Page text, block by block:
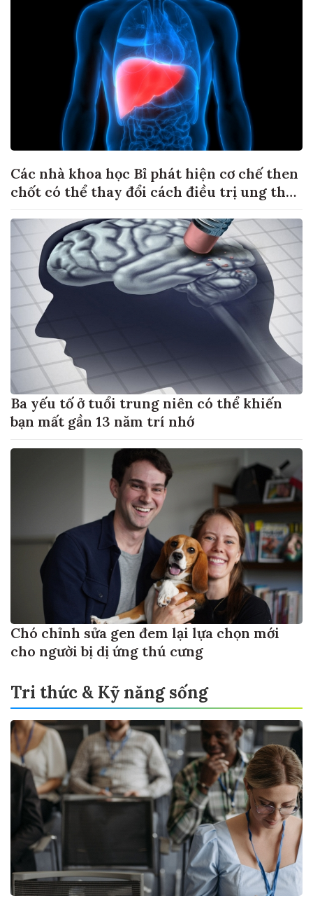
Các nhà khoa học Bỉ phát hiện cơ chế then
chốt có thể thay đổi cách điều trị ung thư
Ba yếu tố ở tuổi trung niên có thể khiến
bạn mất gần 13 năm trí nhớ
Chó chỉnh sửa gen đem lại lựa chọn mới
cho người bị dị ứng thú cưng
Tri thức & Kỹ năng sống